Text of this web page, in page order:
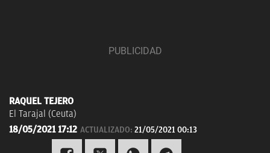
RAQUEL TEJERO
El Tarajal (Ceuta)
18/05/2021 17:12 ACTUALIZADO: 21/05/2021 00:13